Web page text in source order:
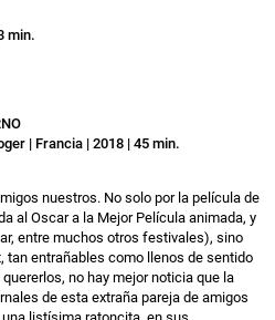
min.
| Francia | 2018 | 45 min.
nuestros. No solo por la película de
al Oscar a la Mejor Película animada, y
entre muchos otros festivales), sino
tan entrañables como llenos de sentido
no hay mejor noticia que la
de esta extraña pareja de amigos